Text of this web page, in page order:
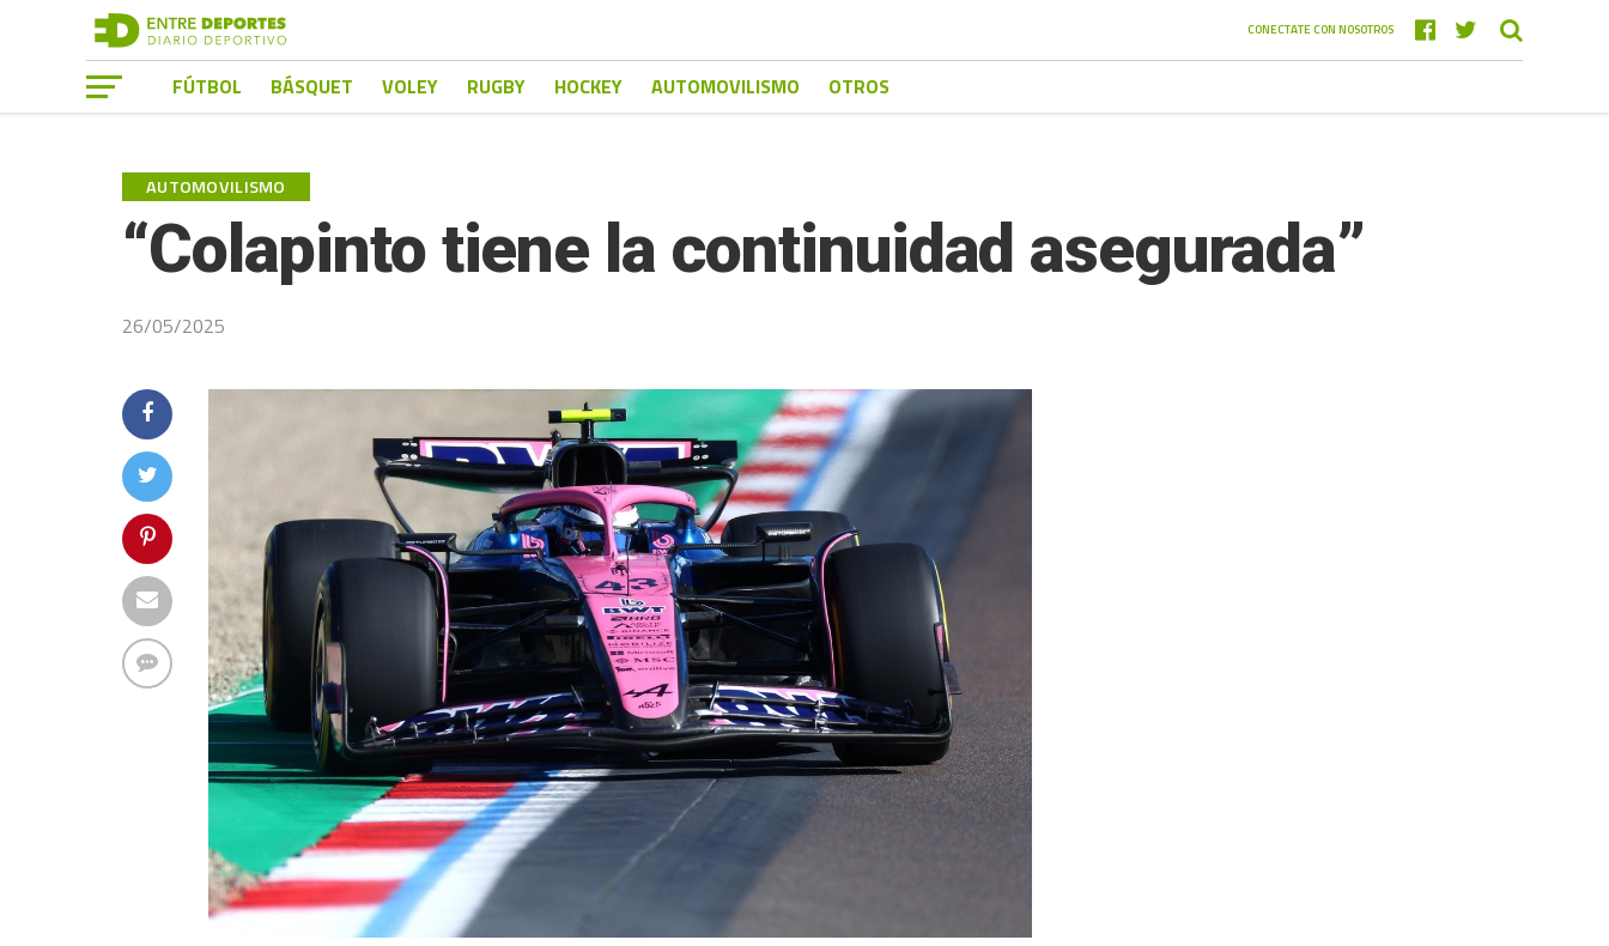
CONECTATE CON NOSOTROS
FÚTBOL BÁSQUET VOLEY RUGBY HOCKEY AUTOMOVILISMO OTROS
AUTOMOVILISMO
“Colapinto tiene la continuidad asegurada”
26/05/2025